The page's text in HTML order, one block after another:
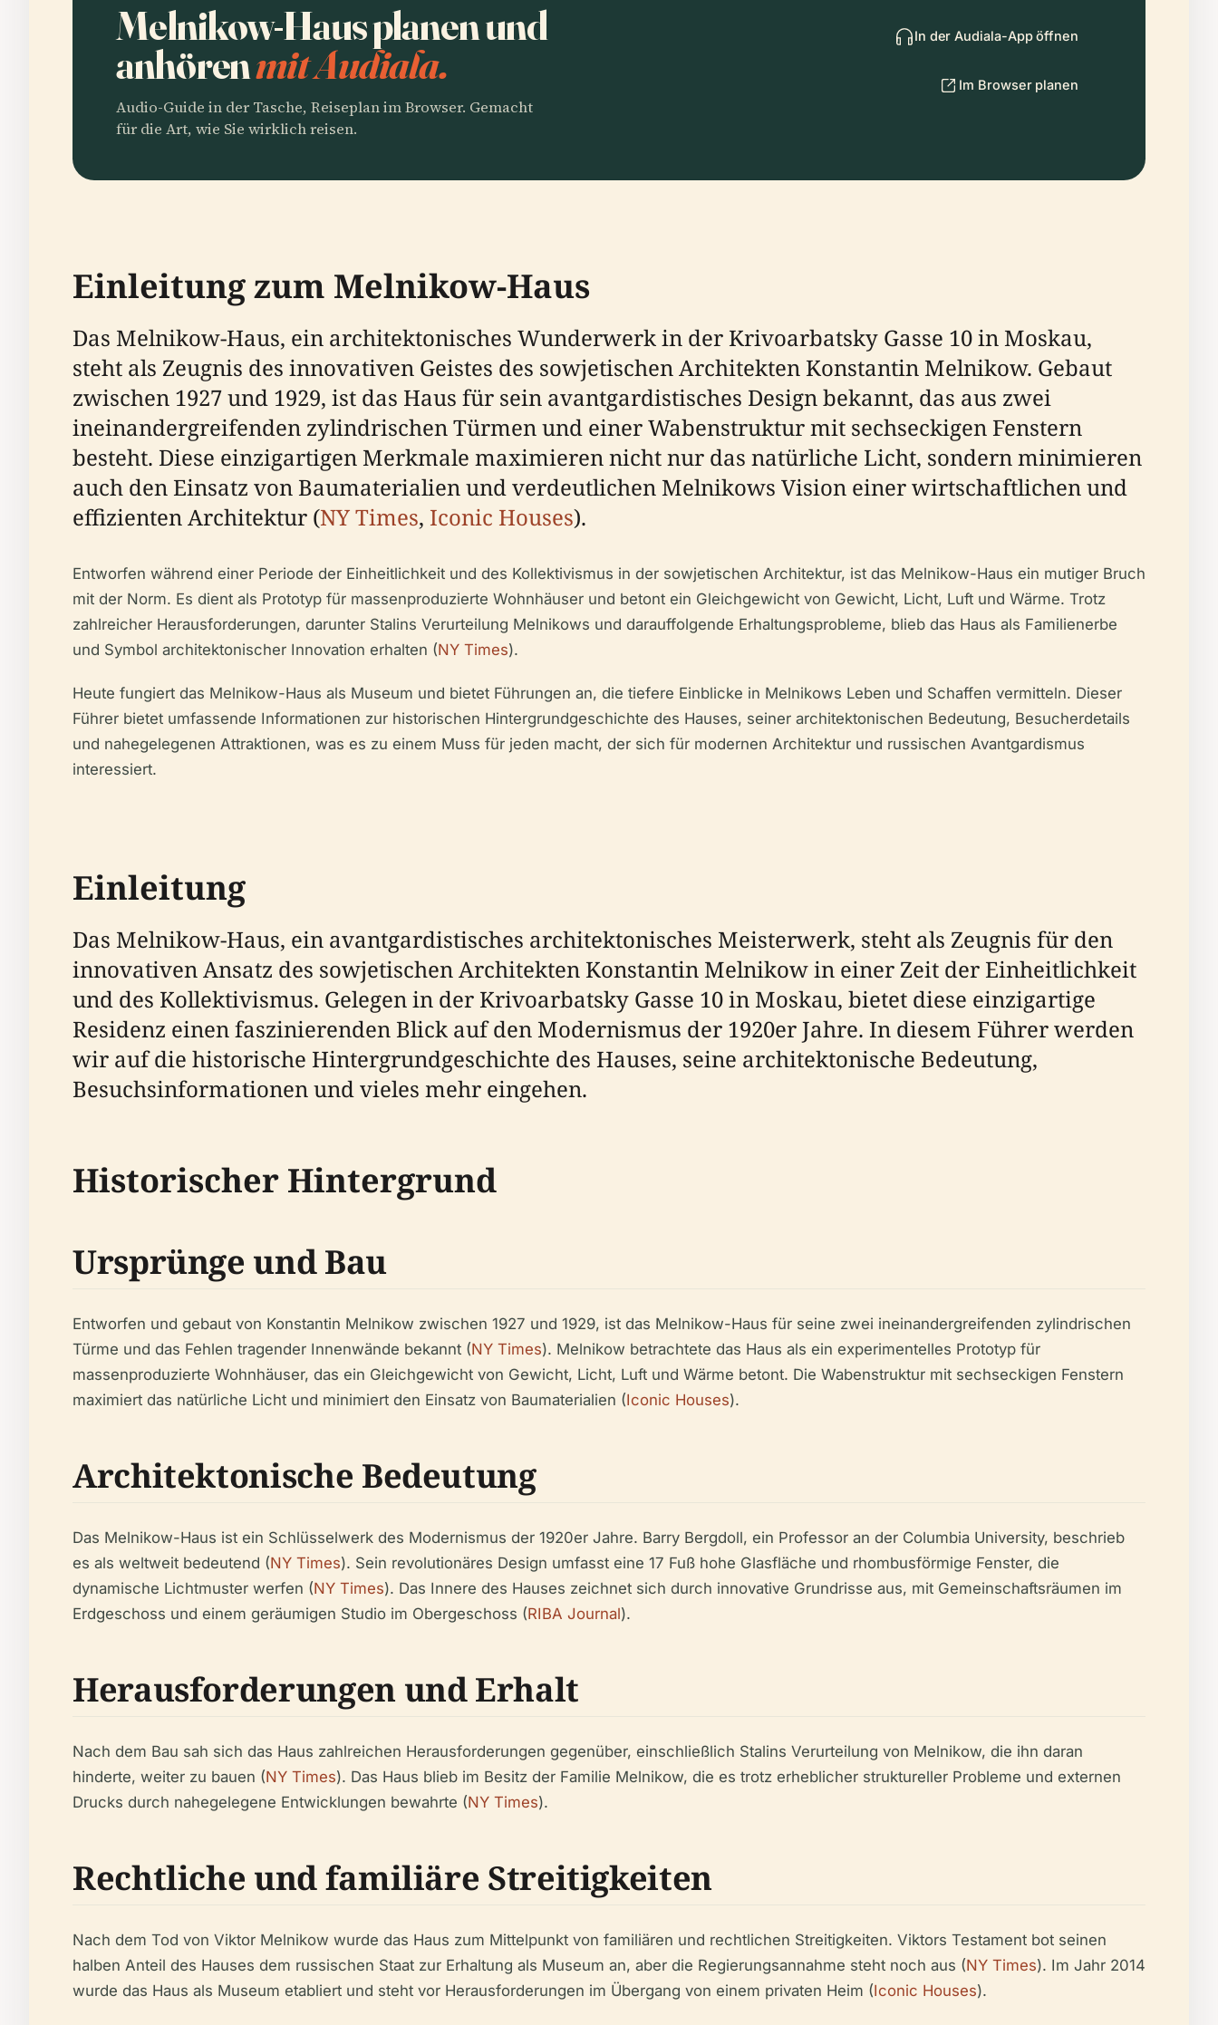
Melnikow-Haus planen und
anhörenmit Audiala.
Audio-Guide in der Tasche, Reiseplan im Browser. Gemacht
für die Art, wie Sie wirklich reisen.
In der Audiala-App öffnen
Im Browser planen
Einleitung zum Melnikow-Haus
Das Melnikow-Haus, ein architektonisches Wunderwerk in der Krivoarbatsky Gasse 10 in Moskau,
steht als Zeugnis des innovativen Geistes des sowjetischen Architekten Konstantin Melnikow. Gebaut
zwischen 1927 und 1929, ist das Haus für sein avantgardistisches Design bekannt, das aus zwei
ineinandergreifenden zylindrischen Türmen und einer Wabenstruktur mit sechseckigen Fenstern
besteht. Diese einzigartigen Merkmale maximieren nicht nur das natürliche Licht, sondern minimieren
auch den Einsatz von Baumaterialien und verdeutlichen Melnikows Vision einer wirtschaftlichen und
effizienten Architektur (NY Times, Iconic Houses).
Entworfen während einer Periode der Einheitlichkeit und des Kollektivismus in der sowjetischen Architektur, ist das Melnikow-Haus ein mutiger Bruch
mit der Norm. Es dient als Prototyp für massenproduzierte Wohnhäuser und betont ein Gleichgewicht von Gewicht, Licht, Luft und Wärme. Trotz
zahlreicher Herausforderungen, darunter Stalins Verurteilung Melnikows und darauffolgende Erhaltungsprobleme, blieb das Haus als Familienerbe
und Symbol architektonischer Innovation erhalten (NY Times).
Heute fungiert das Melnikow-Haus als Museum und bietet Führungen an, die tiefere Einblicke in Melnikows Leben und Schaffen vermitteln. Dieser
Führer bietet umfassende Informationen zur historischen Hintergrundgeschichte des Hauses, seiner architektonischen Bedeutung, Besucherdetails
und nahegelegenen Attraktionen, was es zu einem Muss für jeden macht, der sich für modernen Architektur und russischen Avantgardismus
interessiert.
Einleitung
Das Melnikow-Haus, ein avantgardistisches architektonisches Meisterwerk, steht als Zeugnis für den
innovativen Ansatz des sowjetischen Architekten Konstantin Melnikow in einer Zeit der Einheitlichkeit
und des Kollektivismus. Gelegen in der Krivoarbatsky Gasse 10 in Moskau, bietet diese einzigartige
Residenz einen faszinierenden Blick auf den Modernismus der 1920er Jahre. In diesem Führer werden
wir auf die historische Hintergrundgeschichte des Hauses, seine architektonische Bedeutung,
Besuchsinformationen und vieles mehr eingehen.
Historischer Hintergrund
Ursprünge und Bau
Entworfen und gebaut von Konstantin Melnikow zwischen 1927 und 1929, ist das Melnikow-Haus für seine zwei ineinandergreifenden zylindrischen
Türme und das Fehlen tragender Innenwände bekannt (NY Times). Melnikow betrachtete das Haus als ein experimentelles Prototyp für
massenproduzierte Wohnhäuser, das ein Gleichgewicht von Gewicht, Licht, Luft und Wärme betont. Die Wabenstruktur mit sechseckigen Fenstern
maximiert das natürliche Licht und minimiert den Einsatz von Baumaterialien (Iconic Houses).
Architektonische Bedeutung
Das Melnikow-Haus ist ein Schlüsselwerk des Modernismus der 1920er Jahre. Barry Bergdoll, ein Professor an der Columbia University, beschrieb
es als weltweit bedeutend (NY Times). Sein revolutionäres Design umfasst eine 17 Fuß hohe Glasfläche und rhombusförmige Fenster, die
dynamische Lichtmuster werfen (NY Times). Das Innere des Hauses zeichnet sich durch innovative Grundrisse aus, mit Gemeinschaftsräumen im
Erdgeschoss und einem geräumigen Studio im Obergeschoss (RIBA Journal).
Herausforderungen und Erhalt
Nach dem Bau sah sich das Haus zahlreichen Herausforderungen gegenüber, einschließlich Stalins Verurteilung von Melnikow, die ihn daran
hinderte, weiter zu bauen (NY Times). Das Haus blieb im Besitz der Familie Melnikow, die es trotz erheblicher struktureller Probleme und externen
Drucks durch nahegelegene Entwicklungen bewahrte (NY Times).
Rechtliche und familiäre Streitigkeiten
Nach dem Tod von Viktor Melnikow wurde das Haus zum Mittelpunkt von familiären und rechtlichen Streitigkeiten. Viktors Testament bot seinen
halben Anteil des Hauses dem russischen Staat zur Erhaltung als Museum an, aber die Regierungsannahme steht noch aus (NY Times). Im Jahr 2014
wurde das Haus als Museum etabliert und steht vor Herausforderungen im Übergang von einem privaten Heim (Iconic Houses).